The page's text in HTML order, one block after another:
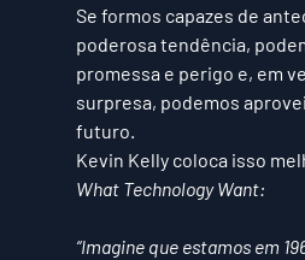
Se formos capazes de
poderosa tendência,
promessa e perigo e, em
surpresa, podemos
futuro.
Kevin Kelly coloca isso
What Technology Want:
“Imagine que estamos em